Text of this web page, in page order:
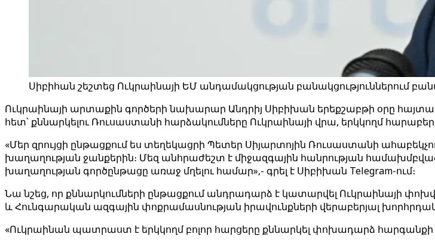
Սիբիհան շեշտեց Ուկրաինայի ԵՄ անդամակցության բանակցություններում
Ուկրաինայի արտաքին գործերի նախարար Անդրիյ Սիբիխան երեքշաբթի օրը
հետ՝ քննարկելու Ռուսաստանի հարձակումները Ուկրաինայի վրա, երկկողմ
«Մեր զրույցի ընթացքում ես տեղեկացրի Պետեր Սիյարտոյին Ռուսաստանի
խաղաղության ջանքերին։ Մեզ անհրաժեշտ է միջազգային հանրության
խաղաղության գործընթացը առաջ մղելու համար»,- գրել է Սիբիխան Telegram-ում։
Նա նշեց, որ քննարկումների ընթացքում անդրադարձ է կատարվել Ուկրաինայի
և Հունգարական ազգային փոքրամասնության իրավունքների վերաբերյալ
«Ուկրաինան պատրաստ է երկկողմ բոլոր հարցերը քննարկել փոխադարձ հարգանքի